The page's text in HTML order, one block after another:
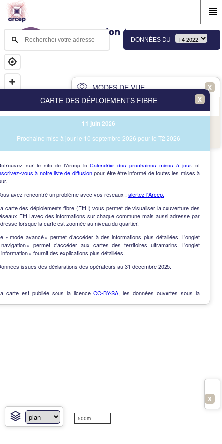
500m
DONNÉES DU
MODES DE VUE X
Vue des immeubles et des communes
X
CARTE DES DÉPLOIEMENTS FIBRE
11 juin 2026
Prochaine mise à jour le 10 septembre 2026 pour le T2 2026
sur le site de l'Arcep leCalendrier des prochaines mises à jour. et
vous à notre liste de diffusionpour être être informé de toutes les mises à
avez rencontré un problème avec vos réseaux : alertez l'Arcep.
carte des déploiements fibre (FttH) vous permet de visualiser la couverture des
FttH avec des informations sur chaque commune mais aussi adresse par
lorsque la carte est zoomée au niveau du quartier.
« mode avancé » permet d’accéder à des informations plus détaillées. L’onglet
navigation » permet d’accéder aux cartes des territoires ultramarins. L’onglet
information » fournit des explications plus détaillées.
issues des déclarations des opérateurs au 31 décembre 2025.
carte est publiée sous la licenceCC-BY-SA, les données ouvertes sous la
X
NAV